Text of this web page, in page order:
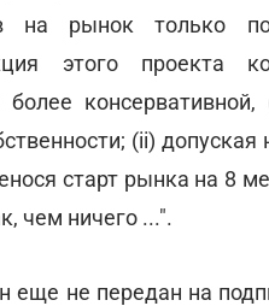
на рынок только по
этого проекта
(ii)
старт рынка на 8
чем ничего ...".
еще не передан на